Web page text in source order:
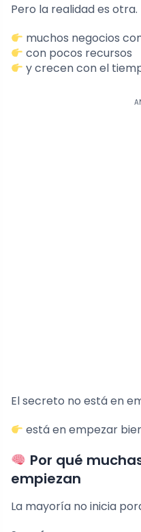
Pero la realidad es otra.
muchos negocios
con pocos recursos
y crecen con el
El secreto no está en
está en empezar
Por qué
empiezan
La mayoría no inicia